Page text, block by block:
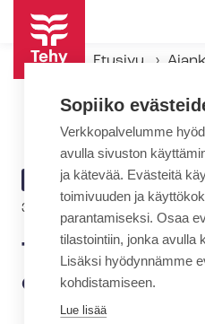
Hyppää
pääsisältöön
Etusivu
ARTIKKELIN
KATEGORIA
AJANKOHTAISTA
3.2.2021 | 14:02
Tervetuloa
opintopäivään
Sopiiko
Verkkopalvelumme
avulla sivuston
ja kätevää. Evästeitä
toimivuuden ja
parantamiseksi. Osaa
tilastointiin, jonka avulla
Lisäksi hyödynnämme
kohdistamiseen.
Lue lisää